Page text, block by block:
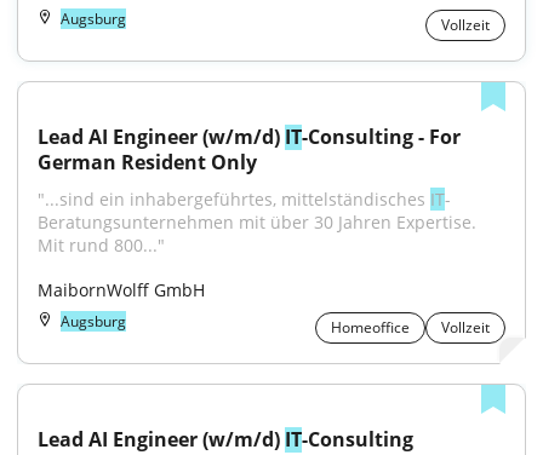
Augsburg Vollzeit
Lead AI Engineer (w/m/d) IT-Consulting - For
German Resident Only
"...sind ein inhabergeführtes, mittelständisches IT-
Beratungsunternehmen mit über 30 Jahren Expertise.
Mit rund 800..."
MaibornWolff GmbH
Augsburg Homeoffice Vollzeit
Lead AI Engineer (w/m/d) IT-Consulting